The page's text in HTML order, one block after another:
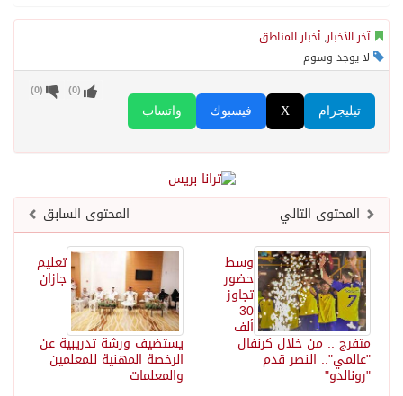
آخر الأخبار, أخبار المناطق
لا يوجد وسوم
واتساب فيسبوك X تيليجرام
(
0
) (
0
)
المحتوى السابق
المحتوى التالي
تعليم
جازان
يستضيف ورشة تدريبية عن
الرخصة المهنية للمعلمين
والمعلمات
وسط
حضور
تجاوز
30
ألف
متفرج .. من خلال كرنفال
"عالمي".. النصر قدم
"رونالدو"